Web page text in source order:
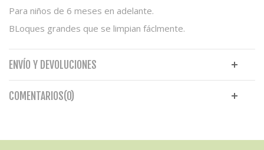
Para niños de 6 meses en adelante.
BLoques grandes que se limpian fáclmente.
ENVÍO Y DEVOLUCIONES
COMENTARIOS(0)